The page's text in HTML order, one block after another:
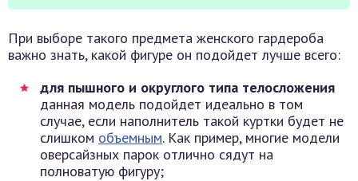
При выборе такого предмета женского гардероба
важно знать, какой фигуре он подойдет лучше всего:
для пышного и округлого типа телосложения
данная модель подойдет идеально в том
случае, если наполнитель такой куртки будет не
слишком объемным. Как пример, многие модели
оверсайзных парок отлично сядут на
полноватую фигуру;